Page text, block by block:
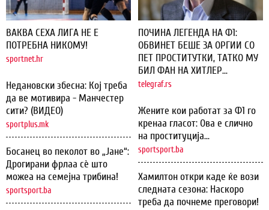
ВАКВА СЕХА ЛИГА НЕ Е
ПОТРЕБНА НИКОМУ!
sportnet.hr
Недановски збесна: Кој треба
да ве мотивира - Манчестер
сити? (ВИДЕО)
sportplus.mk
Босанец во пеколот во „Јане“:
Дрогирани фрлаа сѐ што
можеа на семејна трибина!
sportsport.ba
ПОЧИНА ЛЕГЕНДА НА Ф1:
ОБВИНЕТ БЕШЕ ЗА ОРГИИ СО
ПЕТ ПРОСТИТУТКИ, ТАТКО МУ
БИЛ ФАН НА ХИТЛЕР...
telegraf.rs
Жените кои работат за Ф1 го
кренаа гласот: Ова е слично
на проституција...
sportsport.ba
Хамилтон откри каде ќе вози
следната сезона: Наскоро
треба да почнеме преговори!